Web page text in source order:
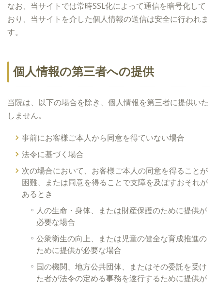
なお、当サイトでは常時SSL化によって通信を暗号化して
おり、当サイトを介した個人情報の送信は安全に行われま
す。
個人情報の第三者への提供
当院は、以下の場合を除き、個人情報を第三者に提供いた
しません。
事前にお客様ご本人から同意を得ていない場合
法令に基づく場合
次の場合において、お客様ご本人の同意を得ることが
困難、または同意を得ることで支障を及ぼすおそれが
あるとき
人の生命・身体、または財産保護のために提供が
必要な場合
公衆衛生の向上、または児童の健全な育成推進の
ために提供が必要な場合
国の機関、地方公共団体、またはその委託を受け
た者が法令の定める事務を遂行するために提供が